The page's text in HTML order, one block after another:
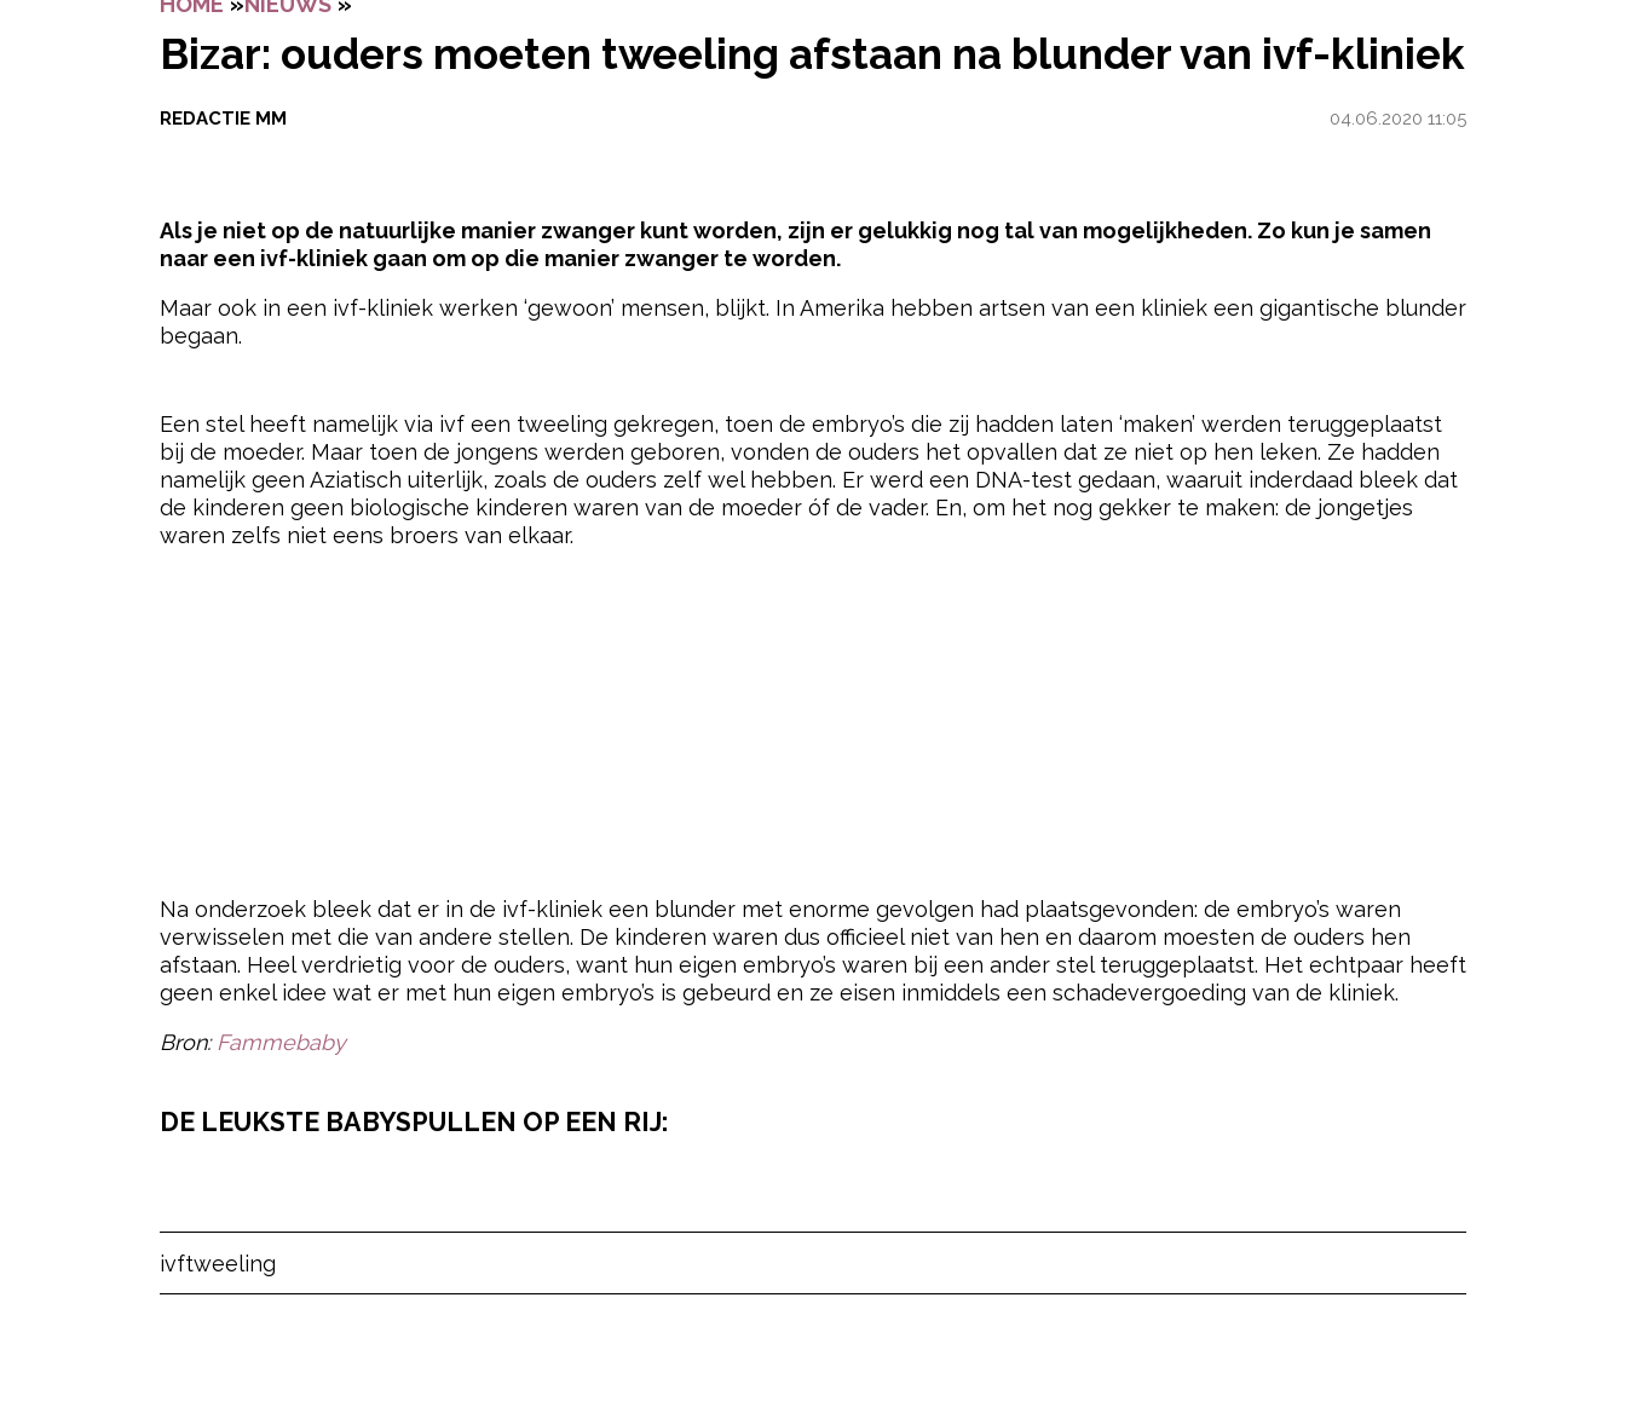
Bizar: ouders moeten tweeling afstaan na blunder van ivf-kliniek
REDACTIE MM 04.06.2020 11:05
Als je niet op de natuurlijke manier zwanger kunt worden, zijn er gelukkig nog tal van mogelijkheden. Zo kun je samen
naar een ivf-kliniek gaan om op die manier zwanger te worden.
Maar ook in een ivf-kliniek werken ‘gewoon’ mensen, blijkt. In Amerika hebben artsen van een kliniek een gigantische blunder
begaan.
Een stel heeft namelijk via ivf een tweeling gekregen, toen de embryo’s die zij hadden laten ‘maken’ werden teruggeplaatst
bij de moeder. Maar toen de jongens werden geboren, vonden de ouders het opvallen dat ze niet op hen leken. Ze hadden
namelijk geen Aziatisch uiterlijk, zoals de ouders zelf wel hebben. Er werd een DNA-test gedaan, waaruit inderdaad bleek dat
de kinderen geen biologische kinderen waren van de moeder óf de vader. En, om het nog gekker te maken: de jongetjes
waren zelfs niet eens broers van elkaar.
Na onderzoek bleek dat er in de ivf-kliniek een blunder met enorme gevolgen had plaatsgevonden: de embryo’s waren
verwisselen met die van andere stellen. De kinderen waren dus officieel niet van hen en daarom moesten de ouders hen
afstaan. Heel verdrietig voor de ouders, want hun eigen embryo’s waren bij een ander stel teruggeplaatst. Het echtpaar heeft
geen enkel idee wat er met hun eigen embryo’s is gebeurd en ze eisen inmiddels een schadevergoeding van de kliniek.
Bron:Fammebaby
DE LEUKSTE BABYSPULLEN OP EEN RIJ:
ivftweeling